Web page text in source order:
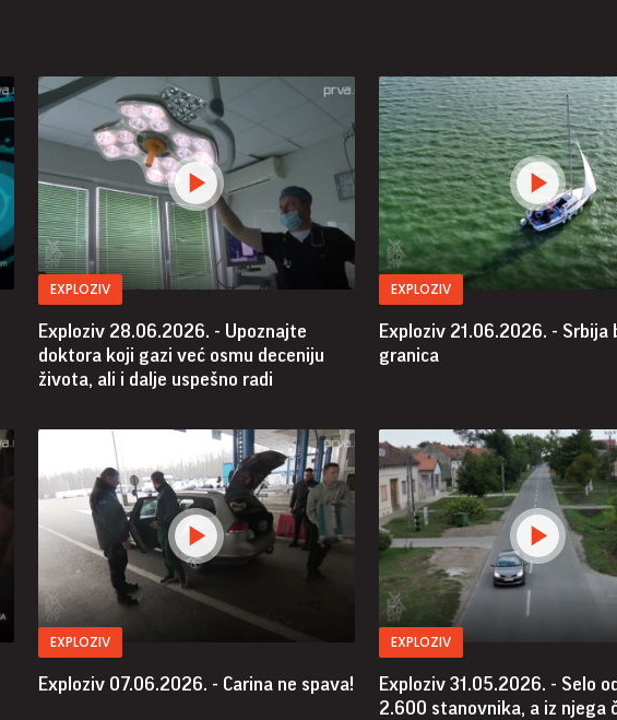
EXPLOZIV
Exploziv 28.06.2026. - Upoznajte
doktora koji gazi već osmu deceniju
života, ali i dalje uspešno radi
EXPLOZIV
Exploziv 21.06.2026. - Srbija
granica
EXPLOZIV
Exploziv 07.06.2026. - Carina ne spava!
EXPLOZIV
Exploziv 31.05.2026. - Selo
2.600 stanovnika, a iz njega